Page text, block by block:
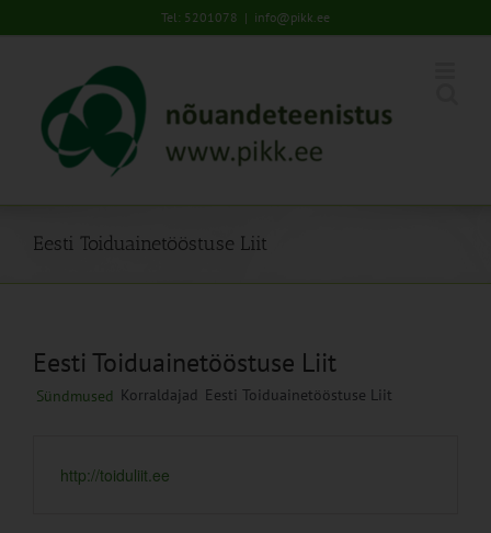
to
Tel: 5201078 | info@pikk.ee
Eesti Toiduainetööstuse Liit
Eesti Toiduainetööstuse Liit
Sündmused Korraldajad Eesti Toiduainetööstuse Liit
http://toiduliit.ee